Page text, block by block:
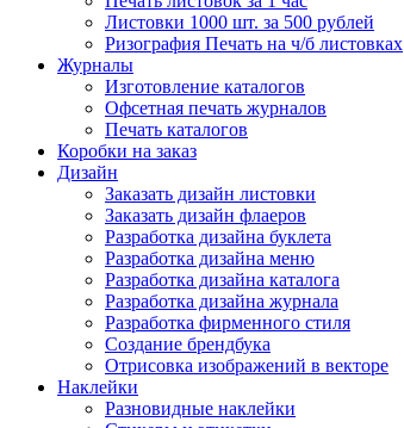
Листовки 1000 шт. за 500 рублей
Ризография Печать на ч/б листовках
Журналы
Изготовление каталогов
Офсетная печать журналов
Печать каталогов
Коробки на заказ
Дизайн
Заказать дизайн листовки
Заказать дизайн флаеров
Разработка дизайна буклета
Разработка дизайна меню
Разработка дизайна каталога
Разработка дизайна журнала
Разработка фирменного стиля
Создание брендбука
Отрисовка изображений в векторе
Наклейки
Разновидные наклейки